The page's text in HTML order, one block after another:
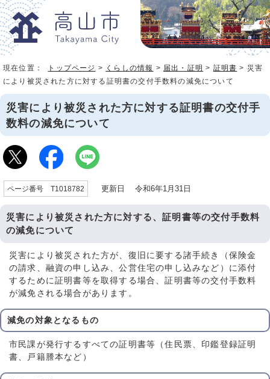
現在位置： トップページ > くらしの情報 > 届出・証明 > 証明書 > 災害
により被災された方に対する証明書の交付手数料の減免について
災害により被災された方に対する証明書の交付手
数料の減免について
ページ番号 T1018782 更新日 令和6年1月31日
災害により被災された方に対する、証明書等の交付手数料
の減免について
災害により被災された方が、復旧に要する諸手続き（保険金
の請求、融資の申し込み、公営住宅の申し込みなど）に添付
するために証明書等を取得する場合、証明書等の交付手数料
が減免される場合があります。
減免の対象となるもの
市民課が発行するすべての証明書等（住民票、印鑑登録証明
書、戸籍謄本など）